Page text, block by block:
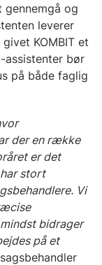
gennemgå og
leverer
KOMBIT et
bør
på både faglig
der en række
er det
stort
Vi
bidrager
på et